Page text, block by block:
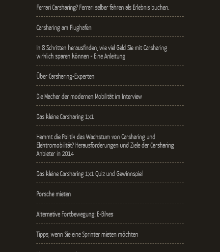
Ferrari Carsharing? Ferrari selber fahren als Erlebnis buchen.
Carsharing am Flughafen
In 8 Schritten herausfinden, wie viel Geld Sie mit Carsharing
wirklich sparen können - Eine Anleitung
Über Carsharing-Experten
Die Macher der modernen Mobilität im Interview
Das kleine Carsharing 1x1
Hemmt die Politik das Wachstum von Carsharing und
Elektromobilität? Herausforderungen und Ziele der Carsharing
Anbieter in 2014
Das kleine Carsharing 1x1 Quiz und Gewinnspiel
Porsche mieten
Alternative Fortbewegung: E-Bikes
Tipps, wenn Sie eine Sprinter mieten möchten